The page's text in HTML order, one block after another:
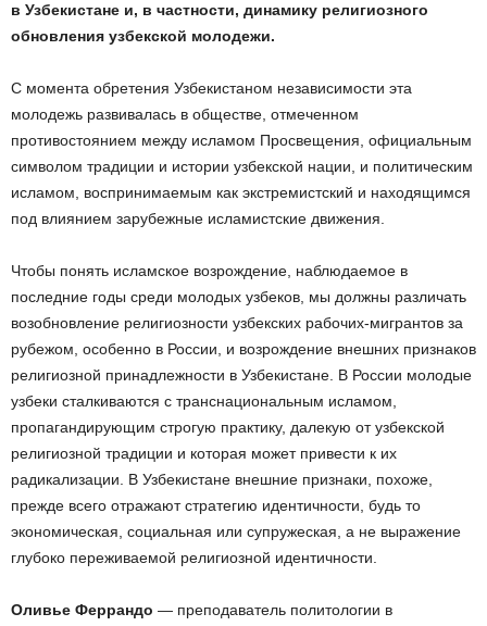
в Узбекистане и, в частности, динамику религиозного
обновления узбекской молодежи.
С момента обретения Узбекистаном независимости эта
молодежь развивалась в обществе, отмеченном
противостоянием между исламом Просвещения, официальным
символом традиции и истории узбекской нации, и политическим
исламом, воспринимаемым как экстремистский и находящимся
под влиянием зарубежные исламистские движения.
Чтобы понять исламское возрождение, наблюдаемое в
последние годы среди молодых узбеков, мы должны различать
возобновление религиозности узбекских рабочих-мигрантов за
рубежом, особенно в России, и возрождение внешних признаков
религиозной принадлежности в Узбекистане. В России молодые
узбеки сталкиваются с транснациональным исламом,
пропагандирующим строгую практику, далекую от узбекской
религиозной традиции и которая может привести к их
радикализации. В Узбекистане внешние признаки, похоже,
прежде всего отражают стратегию идентичности, будь то
экономическая, социальная или супружеская, а не выражение
глубоко переживаемой религиозной идентичности.
Оливье Феррандо — преподаватель политологии в